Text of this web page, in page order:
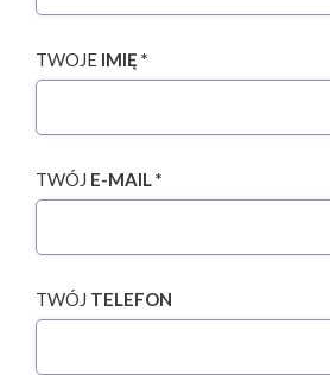
TWOJE IMIĘ *
TWÓJ E-MAIL *
TWÓJ TELEFON